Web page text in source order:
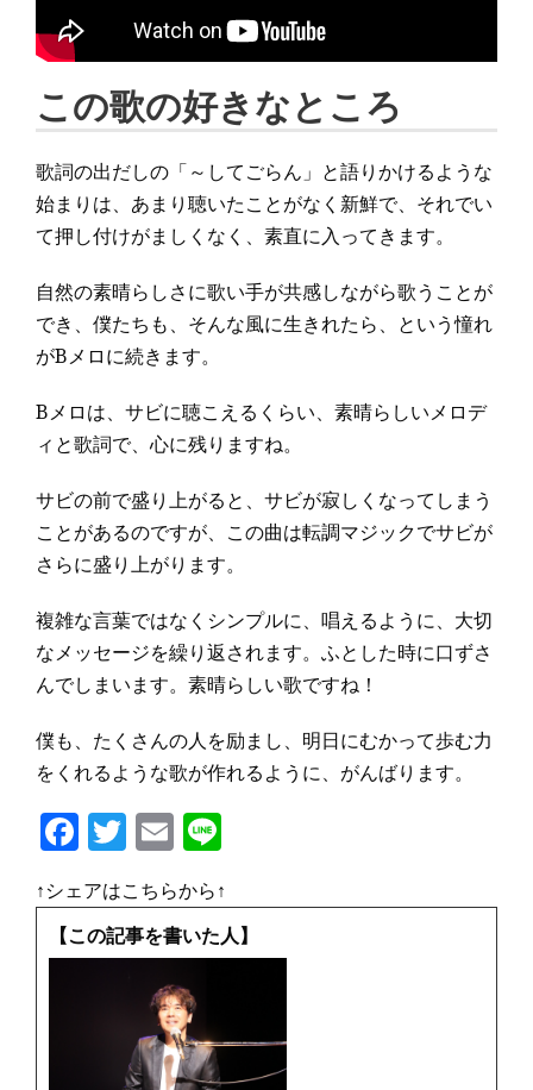
この歌の好きなところ
歌詞の出だしの「～してごらん」と語りかけるような
始まりは、あまり聴いたことがなく新鮮で、それでい
て押し付けがましくなく、素直に入ってきます。
自然の素晴らしさに歌い手が共感しながら歌うことが
でき、僕たちも、そんな風に生きれたら、という憧れ
がBメロに続きます。
Bメロは、サビに聴こえるくらい、素晴らしいメロデ
ィと歌詞で、心に残りますね。
サビの前で盛り上がると、サビが寂しくなってしまう
ことがあるのですが、この曲は転調マジックでサビが
さらに盛り上がります。
複雑な言葉ではなくシンプルに、唱えるように、大切
なメッセージを繰り返されます。ふとした時に口ずさ
んでしまいます。素晴らしい歌ですね！
僕も、たくさんの人を励まし、明日にむかって歩む力
をくれるような歌が作れるように、がんばります。
F
c
e
T
w
it
te
E
m
ai
l
e
↑シェアはこちらから↑
【この記事を書いた人】